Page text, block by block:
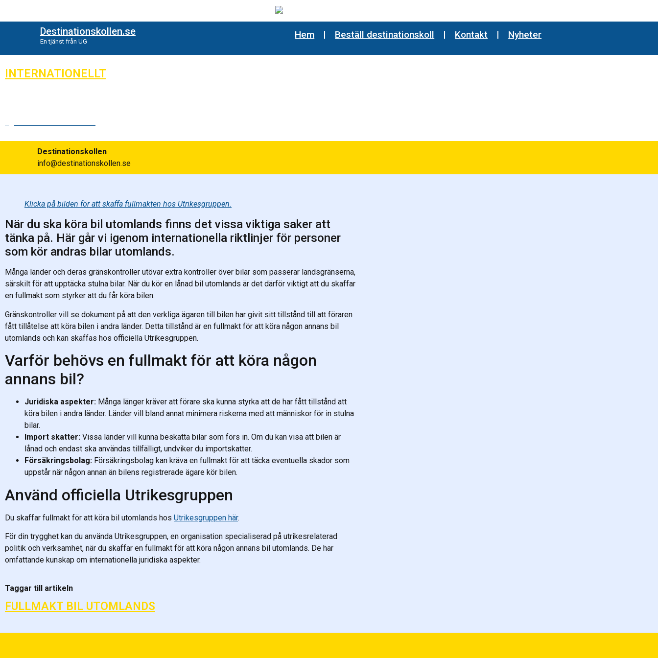
Destinationskollen.se
En tjänst från UG
Hem Beställ destinationskoll Kontakt Nyheter
INTERNATIONELLT
Destinationskollen
info@destinationskollen.se
Klicka på bilden för att skaffa fullmakten hos Utrikesgruppen.
När du ska köra bil utomlands finns det vissa viktiga saker att
tänka på. Här går vi igenom internationella riktlinjer för personer
som kör andras bilar utomlands.
Många länder och deras gränskontroller utövar extra kontroller över bilar som passerar landsgränserna,
särskilt för att upptäcka stulna bilar. När du kör en lånad bil utomlands är det därför viktigt att du skaffar
en fullmakt som styrker att du får köra bilen.
Gränskontroller vill se dokument på att den verkliga ägaren till bilen har givit sitt tillstånd till att föraren
fått tillåtelse att köra bilen i andra länder. Detta tillstånd är en fullmakt för att köra någon annans bil
utomlands och kan skaffas hos officiella Utrikesgruppen.
Varför behövs en fullmakt för att köra någon
annans bil?
Juridiska aspekter: Många länger kräver att förare ska kunna styrka att de har fått tillstånd att
köra bilen i andra länder. Länder vill bland annat minimera riskerna med att människor för in stulna
bilar.
Import skatter: Vissa länder vill kunna beskatta bilar som förs in. Om du kan visa att bilen är
lånad och endast ska användas tillfälligt, undviker du importskatter.
Försäkringsbolag: Försäkringsbolag kan kräva en fullmakt för att täcka eventuella skador som
uppstår när någon annan än bilens registrerade ägare kör bilen.
Använd officiella Utrikesgruppen
Du skaffar fullmakt för att köra bil utomlands hos Utrikesgruppen här.
För din trygghet kan du använda Utrikesgruppen, en organisation specialiserad på utrikesrelaterad
politik och verksamhet, när du skaffar en fullmakt för att köra någon annans bil utomlands. De har
omfattande kunskap om internationella juridiska aspekter.
Taggar till artikeln
FULLMAKT BIL UTOMLANDS